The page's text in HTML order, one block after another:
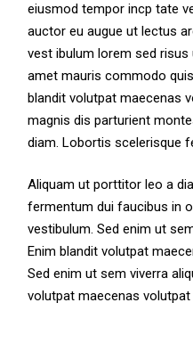
eiusmod tempor incp tate
auctor eu augue ut lectus
vest ibulum lorem sed
amet mauris commodo
blandit volutpat maecenas
magnis dis parturient
diam. Lobortis scelerisque
Aliquam ut porttitor leo a
fermentum dui faucibus in
vestibulum. Sed enim ut
Enim blandit volutpat
Sed enim ut sem viverra
volutpat maecenas volutpat